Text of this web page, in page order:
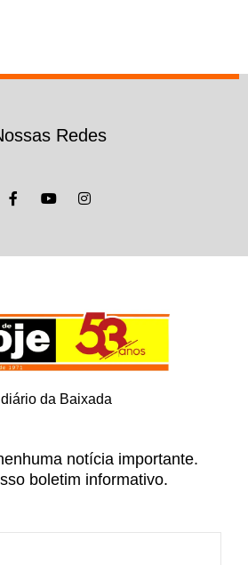
Redes
da Baixada
notícia importante.
boletim informativo.